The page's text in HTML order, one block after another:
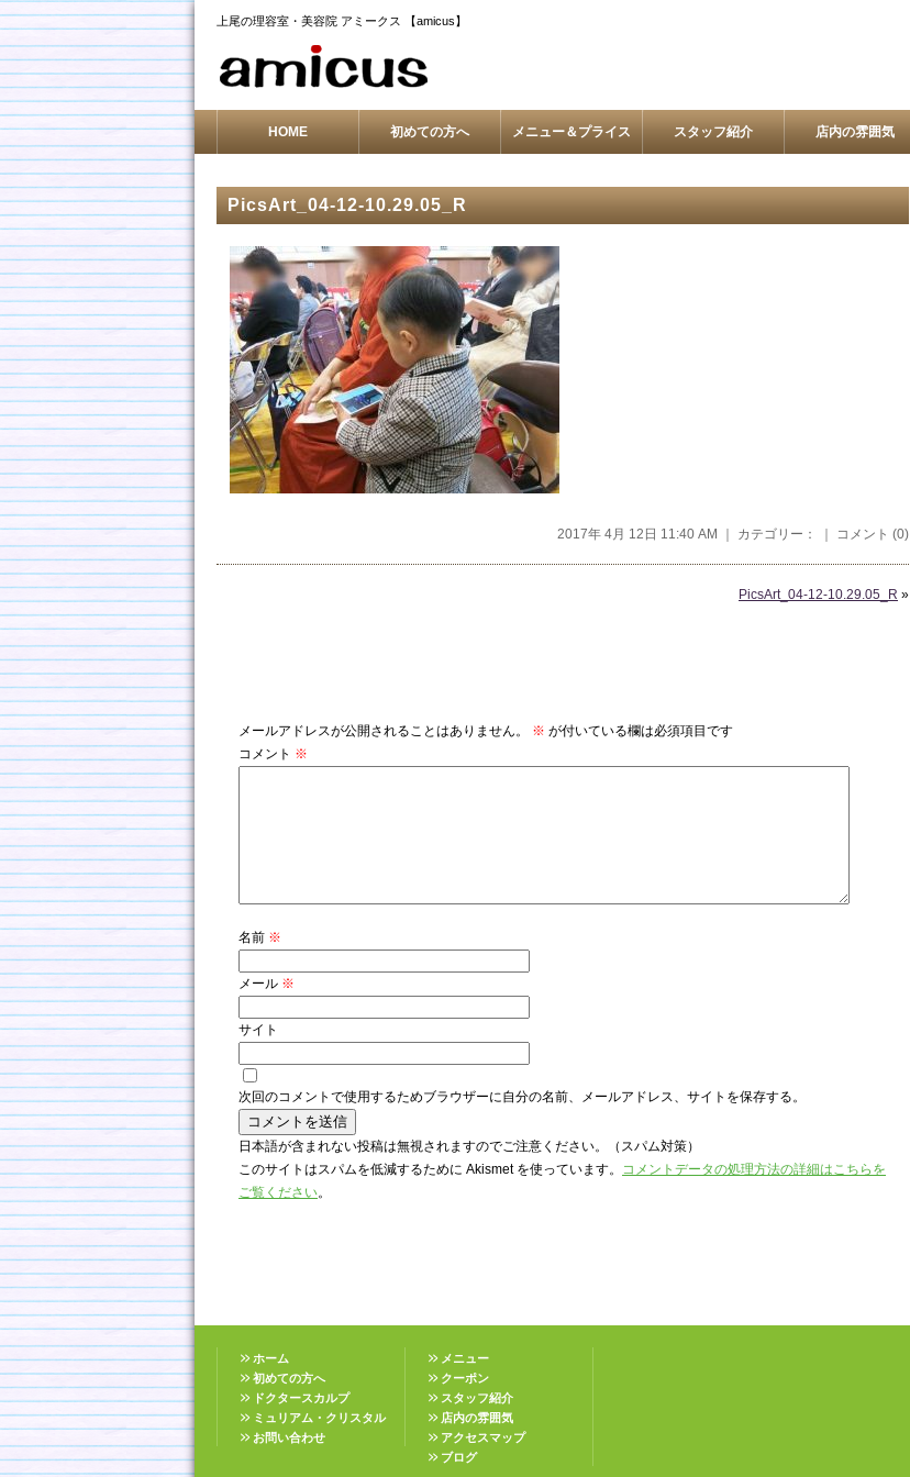
上尾の理容室・美容院 アミークス 【amicus】
HOME 初めての方へ メニュー＆プライス スタッフ紹介 店内の雰囲気
PicsArt_04-12-10.29.05_R
2017年 4月 12日 11:40 AM ｜ カテゴリー： ｜ コメント (0)
PicsArt_04-12-10.29.05_R »
メールアドレスが公開されることはありません。 ※ が付いている欄は必須項目です
コメント ※
名前 ※
メール ※
サイト
次回のコメントで使用するためブラウザーに自分の名前、メールアドレス、サイトを保存する。
日本語が含まれない投稿は無視されますのでご注意ください。（スパム対策）
このサイトはスパムを低減するために Akismet を使っています。 コメントデータの処理方法の詳細はこちらを
ご覧ください。
ホーム
初めての方へ
ドクタースカルプ
ミュリアム・クリスタル
お問い合わせ
メニュー
クーポン
スタッフ紹介
店内の雰囲気
アクセスマップ
ブログ